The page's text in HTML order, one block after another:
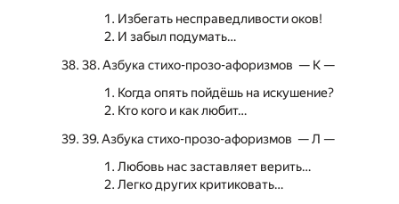
Избегать несправедливости оков!
И забыл подумать…
38. Азбука стихо-прозо-афоризмов — К —
Когда опять пойдёшь на искушение?
Кто кого и как любит…
39. Азбука стихо-прозо-афоризмов — Л —
Любовь нас заставляет верить…
Легко других критиковать…